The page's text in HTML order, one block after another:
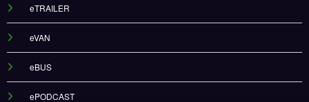
eTRAILER
eVAN
eBUS
ePODCAST